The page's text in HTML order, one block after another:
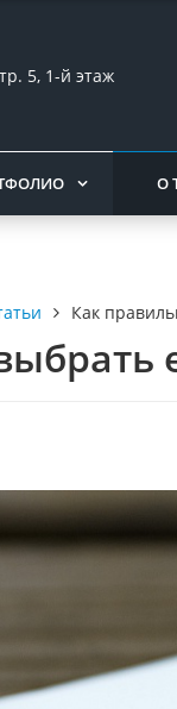
5, 1-й этаж
О
Как